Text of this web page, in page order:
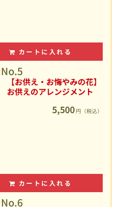
カートに入れる
No.5
【お供え・お悔やみの花】
お供えのアレンジメント
5,500 円（税込）
カートに入れる
No.6